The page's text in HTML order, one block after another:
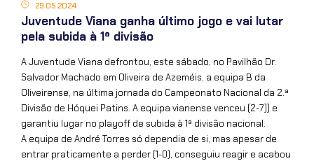
29.05.2024
Juventude Viana ganha último jogo e vai lutar
pela subida à 1ª divisão
A Juventude Viana defrontou, este sábado, no Pavilhão Dr.
Salvador Machado em Oliveira de Azeméis, a equipa B da
Oliveirense, na última jornada do Campeonato Nacional da 2.ª
Divisão de Hóquei Patins. A equipa vianense venceu (2-7)) e
garantiu lugar no playoff de subida à 1ª divisão nacional.
A equipa de André Torres só dependia de si, mas apesar de
entrar praticamente a perder (1-0), conseguiu reagir e acabou